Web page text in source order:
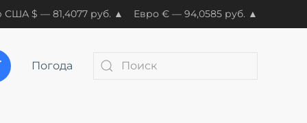
США $ — 81,4077 руб. ▲ Евро € — 94,0585 руб. ▲
Погода